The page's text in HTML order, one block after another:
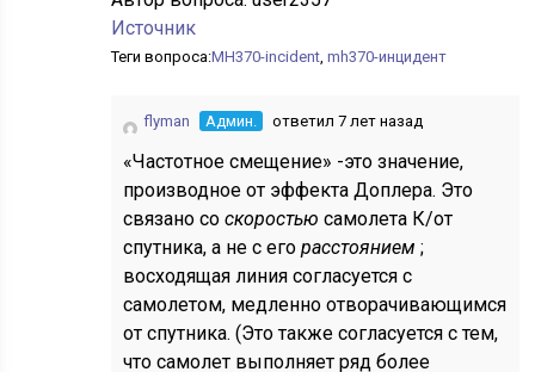
Источник
Теги вопроса:MH370-incident,mh370-инцидент
flyman Админ. ответил 7 лет назад
«Частотное смещение» -это значение,
производное от эффекта Доплера. Это
связано соскоростьюсамолета К/от
спутника, а не с егорасстоянием;
восходящая линия согласуется с
самолетом, медленно отворачивающимся
от спутника. (Это также согласуется с тем,
что самолет выполняет ряд более